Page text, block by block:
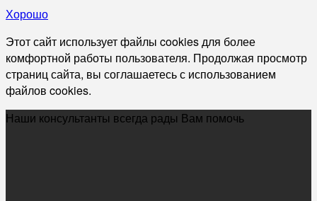
Хорошо
Этот сайт использует файлы cookies для более
комфортной работы пользователя. Продолжая просмотр
страниц сайта, вы соглашаетесь с использованием
файлов cookies.
Наши консультанты всегда рады Вам помочь